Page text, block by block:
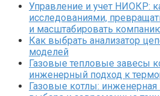
Управление и учет НИОКР:
исследованиями,
и масштабировать
Как выбрать анализатор
моделей
Газовые тепловые завесы
инженерный подход к
Газовые котлы: